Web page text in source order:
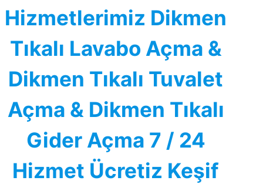
Hizmetlerimiz Dikmen
Tıkalı Lavabo Açma &
Dikmen Tıkalı Tuvalet
Açma & Dikmen Tıkalı
Gider Açma 7 / 24
Hizmet Ücretiz Keşif